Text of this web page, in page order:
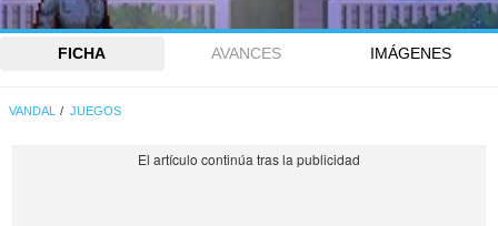
FICHA AVANCES IMÁGENES
VANDAL JUEGOS